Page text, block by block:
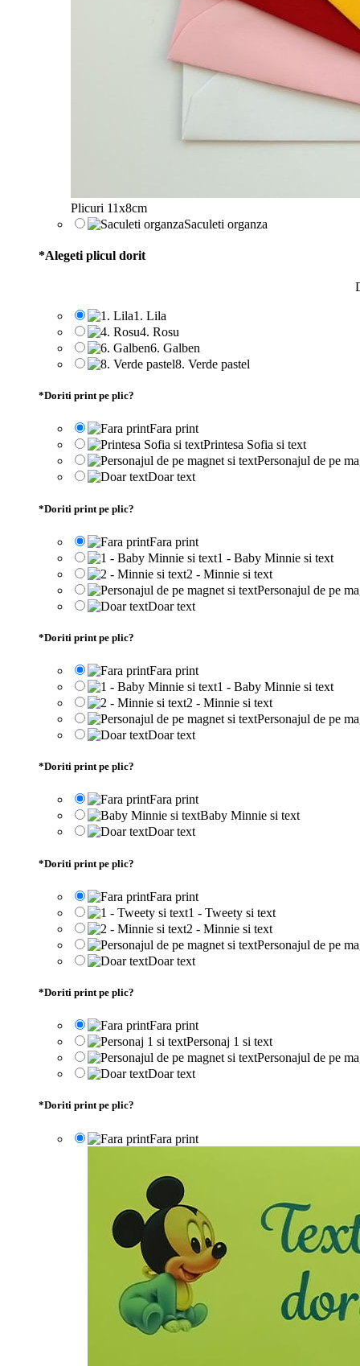
Plicuri 11x8cm
Saculeti organza
*Alegeti plicul dorit
1. Lila
4. Rosu
6. Galben
8. Verde pastel
*Doriti print pe plic?
Fara print
Printesa Sofia si text
Personajul de pe
Doar text
*Doriti print pe plic?
Fara print
1 - Baby Minnie si text
2 - Minnie si text
Personajul de pe
Doar text
*Doriti print pe plic?
Fara print
1 - Baby Minnie si text
2 - Minnie si text
Personajul de pe
Doar text
*Doriti print pe plic?
Fara print
Baby Minnie si text
Doar text
*Doriti print pe plic?
Fara print
1 - Tweety si text
2 - Minnie si text
Personajul de pe
Doar text
*Doriti print pe plic?
Fara print
Personaj 1 si text
Personajul de pe
Doar text
*Doriti print pe plic?
Fara print